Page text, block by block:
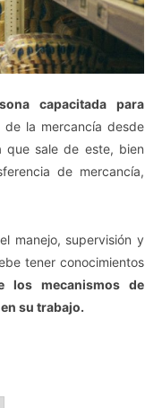
capacitada para
la mercancía desde
que sale de este, bien
de mercancía,
manejo, supervisión y
tener conocimientos
los mecanismos de
su trabajo.